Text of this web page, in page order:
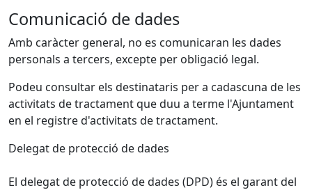
Comunicació de dades
Amb caràcter general, no es comunicaran les dades
personals a tercers, excepte per obligació legal.
Podeu consultar els destinataris per a cadascuna de les
activitats de tractament que duu a terme l'Ajuntament
en el registre d'activitats de tractament.
Delegat de protecció de dades
El delegat de protecció de dades (DPD) és el garant del